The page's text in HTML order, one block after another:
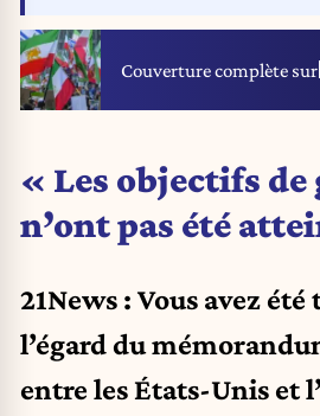
Couverture complète sur
« Les objectifs de
n’ont pas été
21News : Vous avez
l’égard du
entre les États-Unis et